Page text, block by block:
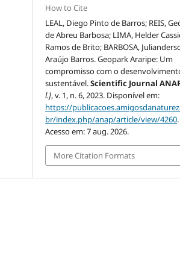
How to Cite
LEAL, Diego Pinto de Barros; REIS,
de Abreu Barbosa; LIMA, Helder
Ramos de Brito; BARBOSA,
Araújo Barros. Geopark Araripe: Um
compromisso com o
sustentável.Scientific Journal
l.], v. 1, n. 6, 2023. Disponível em:
https://
br/index.php/anap/article/view/4260.
Acesso em: 7 aug. 2026.
More Citation Formats